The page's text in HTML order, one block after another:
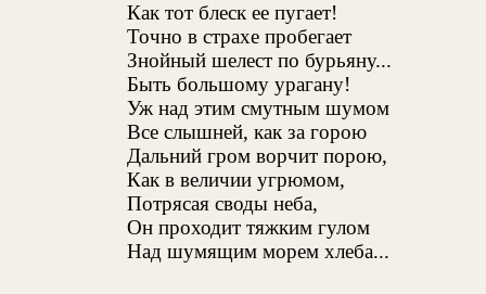
Как тот блеск ее пугает!
Точно в страхе пробегает
Знойный шелест по бурьяну...
Быть большому урагану!
Уж над этим смутным шумом
Все слышней, как за горою
Дальний гром ворчит порою,
Как в величии угрюмом,
Потрясая своды неба,
Он проходит тяжким гулом
Над шумящим морем хлеба...